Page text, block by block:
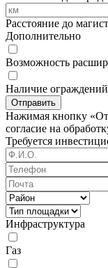
Расстояние до
Дополнительно
Возможность
Наличие ограждений
Отправить
Нажимая кнопку
согласие на
Требуется
Инфраструктура
Газ